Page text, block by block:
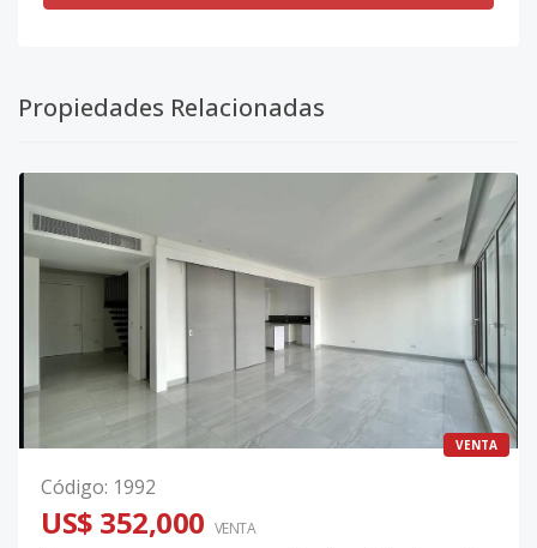
Propiedades Relacionadas
VENTA
Código: 1992
US$ 352,000 VENTA